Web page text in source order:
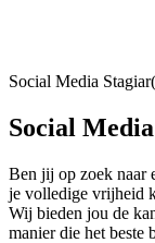
Social Media
Social
Ben jij op zoek naar
je volledige vrijheid
Wij bieden jou de
manier die het beste